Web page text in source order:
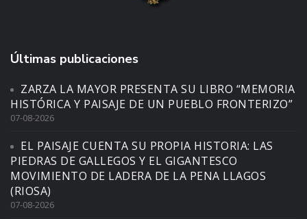
Últimas publicaciones
ZARZA LA MAYOR PRESENTA SU LIBRO “MEMORIA
HISTÓRICA Y PAISAJE DE UN PUEBLO FRONTERIZO”
07-08-2026
EL PAISAJE CUENTA SU PROPIA HISTORIA: LAS
PIEDRAS DE GALLEGOS Y EL GIGANTESCO
MOVIMIENTO DE LADERA DE LA PENA LLAGOS
(RIOSA)
07-08-2026